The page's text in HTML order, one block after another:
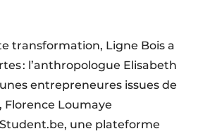
transformation, Ligne Bois a
: l’anthro­pologue Elisabeth
entrepreneures issues de
Loumaye
une plateforme